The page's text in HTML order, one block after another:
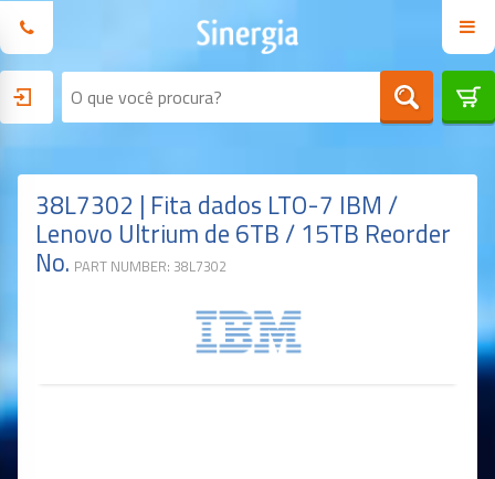
38L7302 | Fita dados LTO-7 IBM /
Lenovo Ultrium de 6TB / 15TB Reorder
No. PART NUMBER: 38L7302